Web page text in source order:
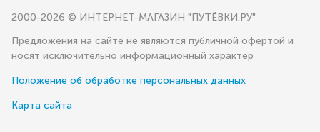
2000-2026 © ИНТЕРНЕТ-МАГАЗИН "ПУТЁВКИ.РУ"
Предложения на сайте не являются публичной офертой и
носят исключительно информационный характер
Положение об обработке персональных данных
Карта сайта